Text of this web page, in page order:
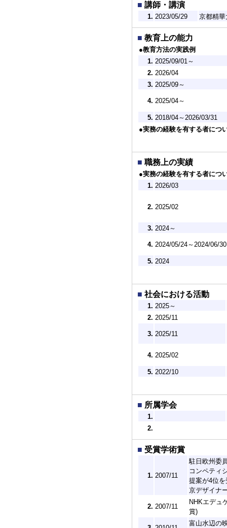
■ 講師・講演
1. 2023/05/29 京都精
■ 教育上の能力
●教育方法の実践例
1. 2025/09/01～
2. 2026/04
3. 2025/09～
4. 2025/04～
5. 2018/04～2026/03/31
●実務の経験を有する者につ
■ 職務上の実績
●実務の経験を有する者につ
1. 2026/03
2. 2025/02
3. 2024～
4. 2024/05/24～2024/06/30
5. 2024
■ 社会における活動
1. 2025～
2. 2025/11
3. 2025/11
4. 2025/02
5. 2022/10
■ 所属学会
1.
2.
■ 受賞学術賞
1. 2007/11
駐日欧州委
コンペティ
提案が4位
京デザイナ
2. 2007/11
NHKエデュ
賞)
富山水辺の